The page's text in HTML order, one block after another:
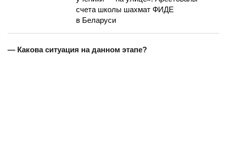
счета школы шахмат ФИДЕ
в Беларуси
— Какова ситуация на данном этапе?